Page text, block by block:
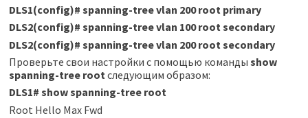
DLS1(config)# spanning-tree vlan 200 root primary
DLS2(config)# spanning-tree vlan 100 root secondary
DLS2(config)# spanning-tree vlan 200 root secondary
Проверьте свои настройки с помощью команды show
spanning-tree root следующим образом:
DLS1# show spanning-tree root
Root Hello Max Fwd